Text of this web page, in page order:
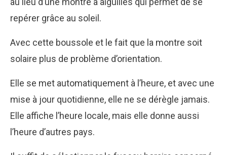
repérer grâce au soleil.
Avec cette boussole et le fait que la montre soit
solaire plus de problème d’orientation.
Elle se met automatiquement à l’heure, et avec une
mise à jour quotidienne, elle ne se dérègle jamais.
Elle affiche l’heure locale, mais elle donne aussi
l’heure d’autres pays.